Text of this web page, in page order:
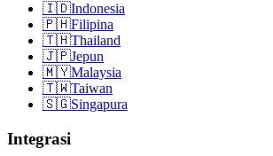
🇮🇩Indonesia
🇵🇭Filipina
🇹🇭Thailand
🇯🇵Jepun
🇲🇾Malaysia
🇹🇼Taiwan
🇸🇬Singapura
Integrasi